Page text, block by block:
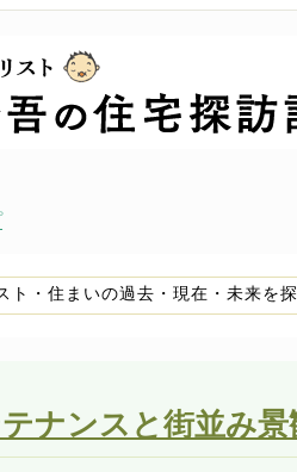
ト・住まいの過去・現在・未来を
ナンスと街並み